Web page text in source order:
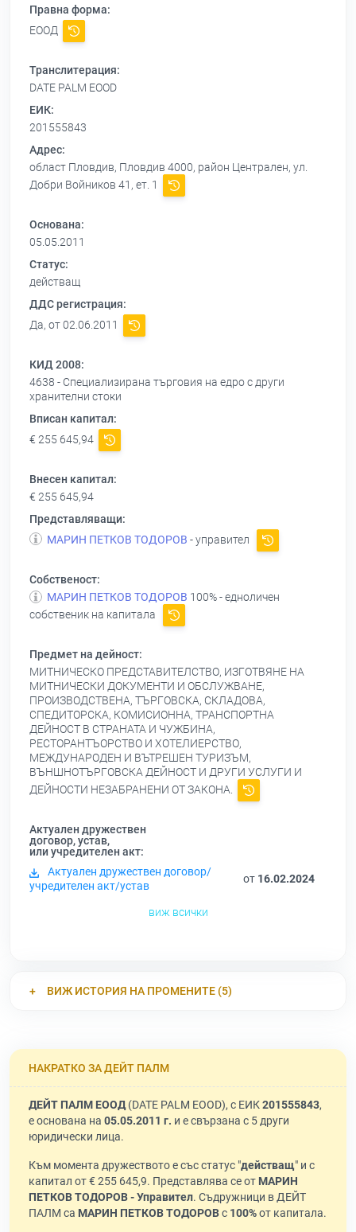
Правна форма:
ЕООД
Транслитерация:
DATE PALM EOOD
ЕИК:
201555843
Адрес:
област Пловдив, Пловдив 4000, район Централен, ул.
Добри Войников 41, ет. 1
Основана:
05.05.2011
Статус:
действащ
ДДС регистрация:
Да, от 02.06.2011
КИД 2008:
4638 - Специализирана търговия на едро с други
хранителни стоки
Вписан капитал:
€ 255 645,94
Внесен капитал:
€ 255 645,94
Представляващи:
МАРИН ПЕТКОВ ТОДОРОВ - управител
Собственост:
МАРИН ПЕТКОВ ТОДОРОВ 100% - едноличен
собственик на капитала
Предмет на дейност:
МИТНИЧЕСКО ПРЕДСТАВИТЕЛСТВО, ИЗГОТВЯНЕ НА
МИТНИЧЕСКИ ДОКУМЕНТИ И ОБСЛУЖВАНЕ,
ПРОИЗВОДСТВЕНА, ТЪРГОВСКА, СКЛАДОВА,
СПЕДИТОРСКА, КОМИСИОННА, ТРАНСПОРТНА
ДЕЙНОСТ В СТРАНАТА И ЧУЖБИНА,
РЕСТОРАНТЪОРСТВО И ХОТЕЛИЕРСТВО,
МЕЖДУНАРОДЕН И ВЪТРЕШЕН ТУРИЗЪМ,
ВЪНШНОТЪРГОВСКА ДЕЙНОСТ И ДРУГИ УСЛУГИ И
ДЕЙНОСТИ НЕЗАБРАНЕНИ ОТ ЗАКОНА.
Актуален дружествен
договор, устав,
или учредителен акт:
Актуален дружествен договор/
учредителен акт/устав
от 16.02.2024
виж всички
ВИЖ ИСТОРИЯ НА ПРОМЕНИТЕ (5)
НАКРАТКО ЗА ДЕЙТ ПАЛМ
ДЕЙТ ПАЛМ ЕООД(DATE PALM EOOD), с ЕИК201555843,
е основана на 05.05.2011 г. и е свързана с 5 други
юридически лица.
Към момента дружеството е със статус "действащ" и с
капитал от € 255 645,9. Представлява се от МАРИН
ПЕТКОВ ТОДОРОВ - Управител. Съдружници в ДЕЙТ
ПАЛМ са МАРИН ПЕТКОВ ТОДОРОВс 100%от капитала.